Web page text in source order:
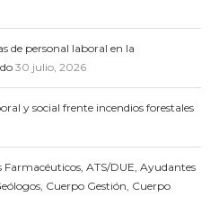
de personal laboral en la
30 julio, 2026
y social frente incendios forestales
Farmacéuticos, ATS/DUE, Ayudantes
Cuerpo Gestión, Cuerpo